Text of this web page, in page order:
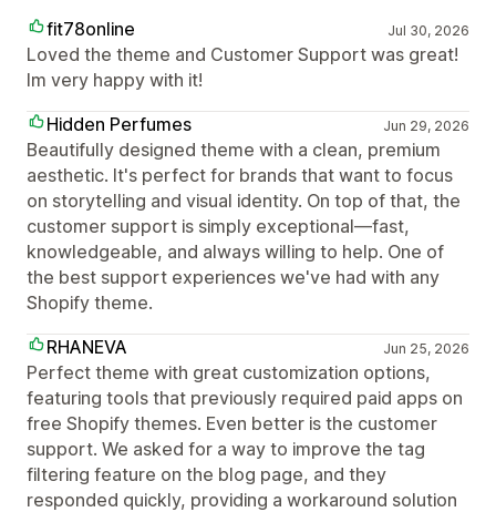
fit78online Jul 30, 2026
Loved the theme and Customer Support was great!
Im very happy with it!
Hidden Perfumes
Jun 29, 2026
Beautifully designed theme with a clean, premium
aesthetic. It's perfect for brands that want to focus
on storytelling and visual identity. On top of that, the
customer support is simply exceptional—fast,
knowledgeable, and always willing to help. One of
the best support experiences we've had with any
Shopify theme.
RHANEVA
Jun 25, 2026
Perfect theme with great customization options,
featuring tools that previously required paid apps on
free Shopify themes. Even better is the customer
support. We asked for a way to improve the tag
filtering feature on the blog page, and they
responded quickly, providing a workaround solution